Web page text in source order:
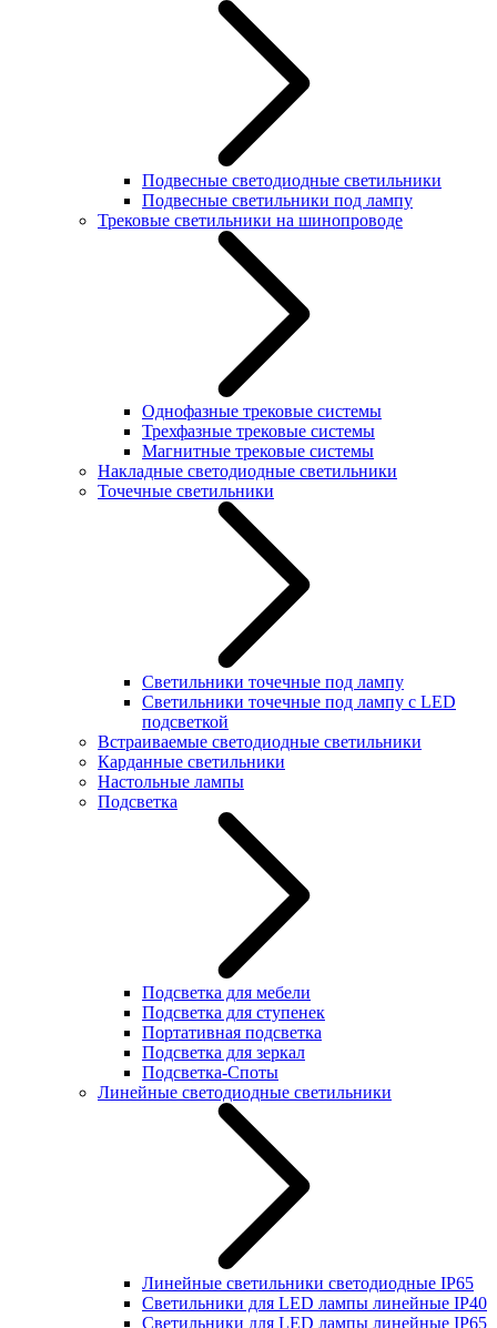
Подвесные светодиодные светильники
Подвесные светильники под лампу
Трековые светильники на шинопроводе
Однофазные трековые системы
Трехфазные трековые системы
Магнитные трековые системы
Накладные светодиодные светильники
Точечные светильники
Светильники точечные под лампу
Светильники точечные под лампу с LED
подсветкой
Встраиваемые светодиодные светильники
Карданные светильники
Настольные лампы
Подсветка
Подсветка для мебели
Подсветка для ступенек
Портативная подсветка
Подсветка для зеркал
Подсветка-Споты
Линейные светодиодные светильники
Линейные светильники светодиодные IP65
Светильники для LED лампы линейные IP40
Светильники для LED лампы линейные IP65